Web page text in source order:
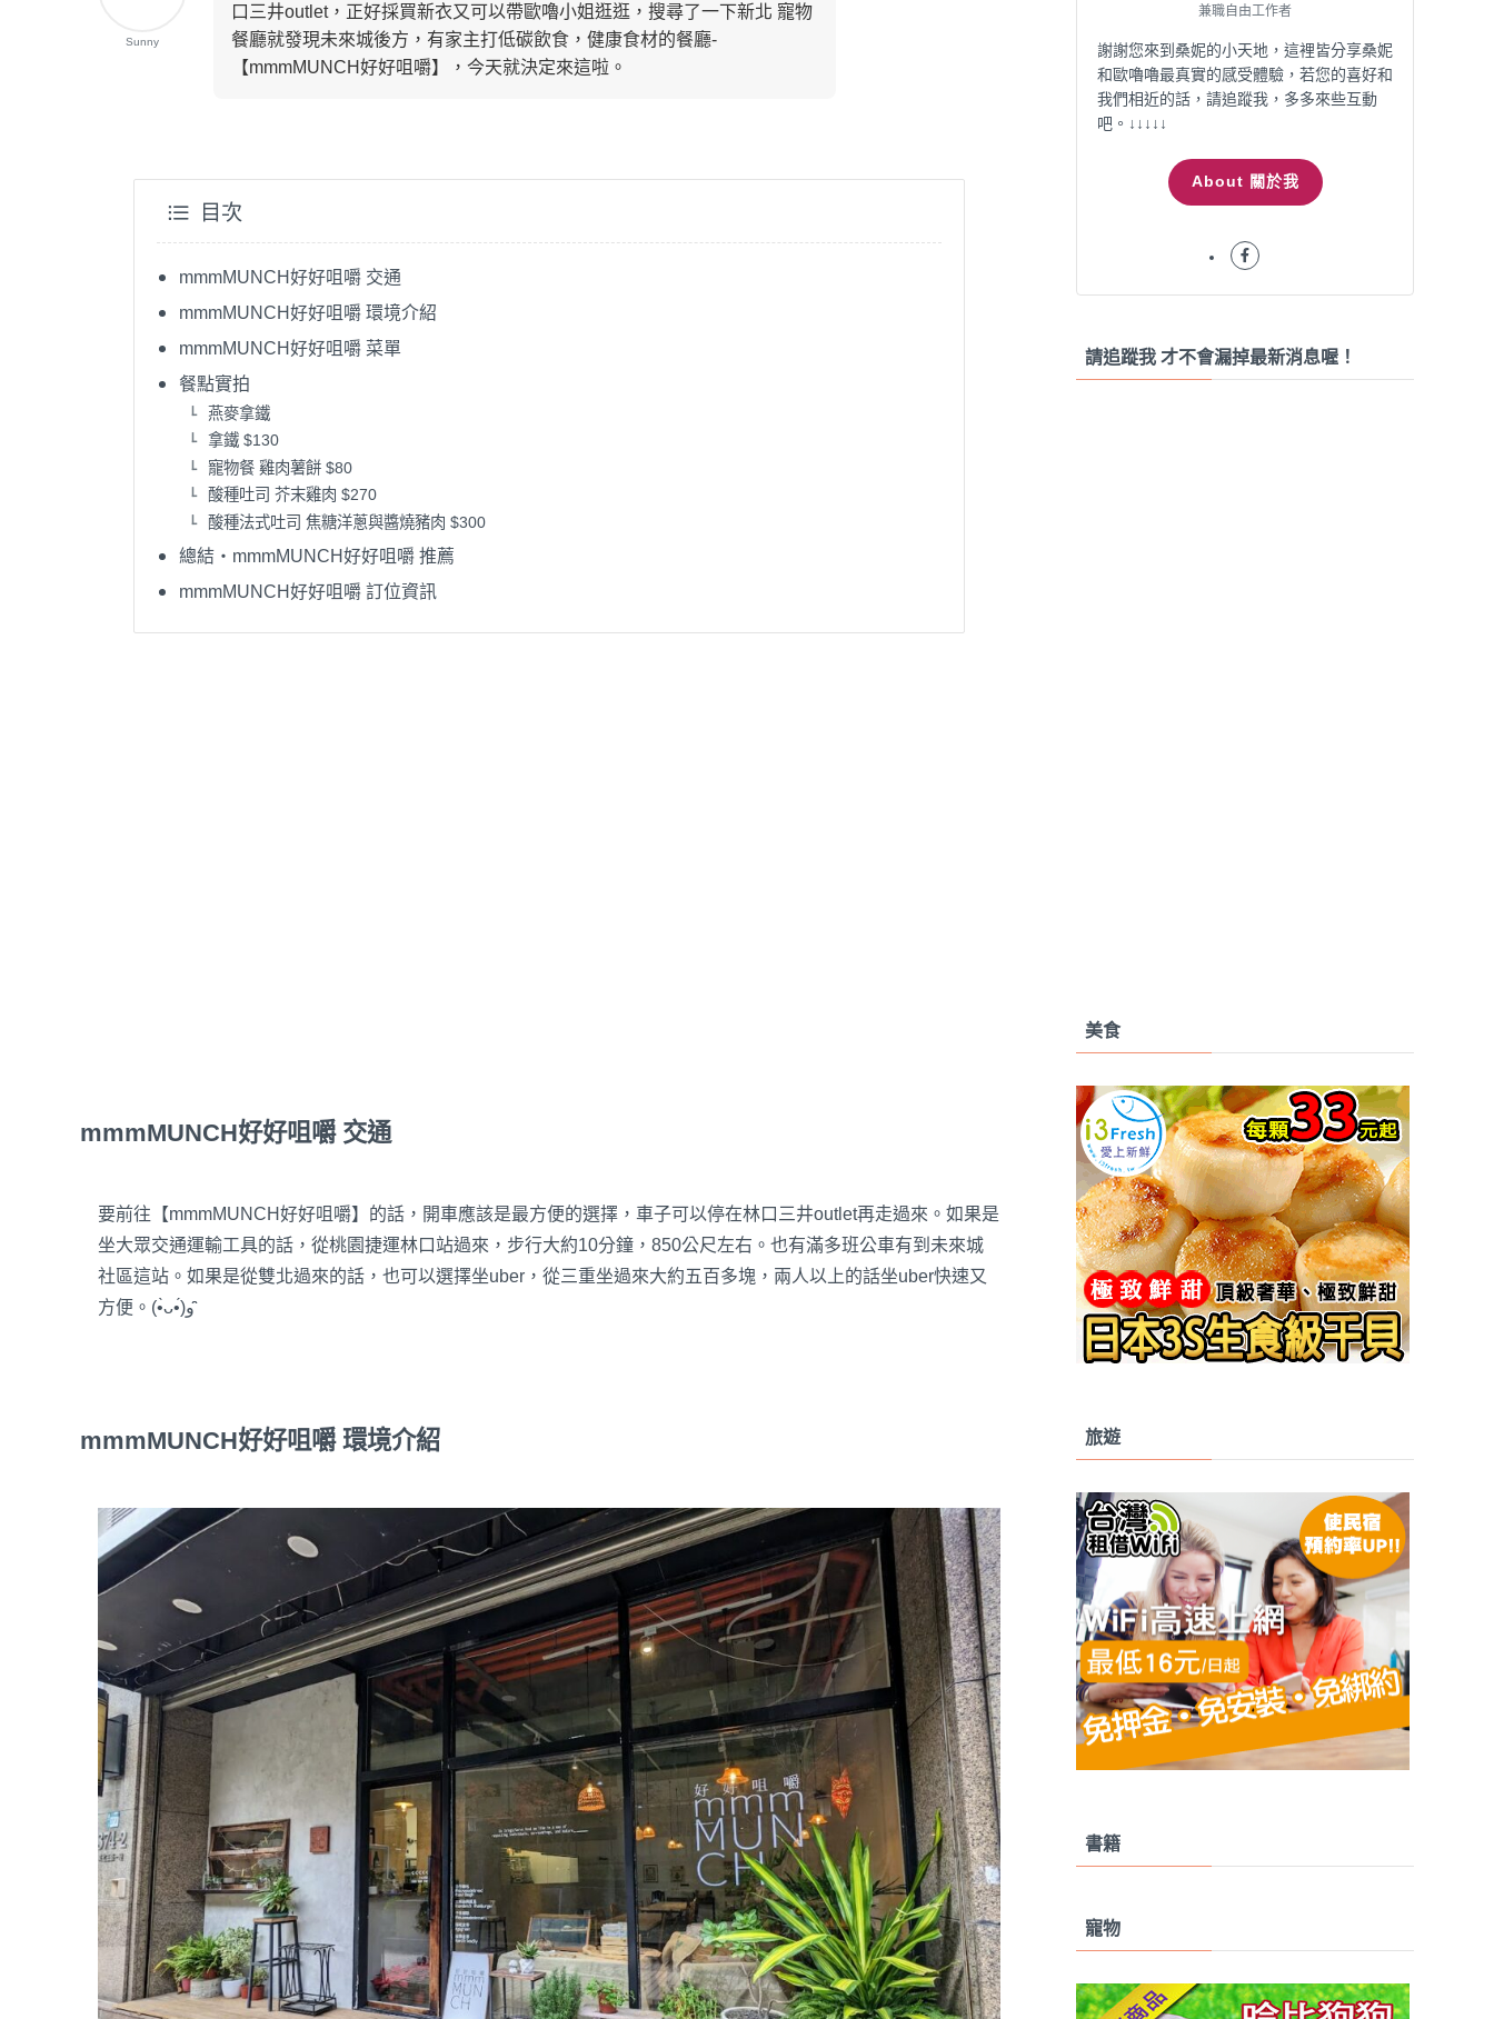
Sunny
口三井outlet，正好採買新衣又可以帶歐嚕小姐逛逛，搜尋了一下新北 寵物
餐廳就發現未來城後方，有家主打低碳飲食，健康食材的餐廳-
【mmmMUNCH好好咀嚼】，今天就決定來這啦。
目次
mmmMUNCH好好咀嚼 交通
mmmMUNCH好好咀嚼 環境介紹
mmmMUNCH好好咀嚼 菜單
餐點實拍
燕麥拿鐵
拿鐵 $130
寵物餐 雞肉薯餅 $80
酸種吐司 芥末雞肉 $270
酸種法式吐司 焦糖洋蔥與醬燒豬肉 $300
總結・mmmMUNCH好好咀嚼 推薦
mmmMUNCH好好咀嚼 訂位資訊
mmmMUNCH好好咀嚼 交通
要前往【mmmMUNCH好好咀嚼】的話，開車應該是最方便的選擇，車子可以停在林口三井outlet再走過來。如果是
坐大眾交通運輸工具的話，從桃園捷運林口站過來，步行大約10分鐘，850公尺左右。也有滿多班公車有到未來城
社區這站。如果是從雙北過來的話，也可以選擇坐uber，從三重坐過來大約五百多塊，兩人以上的話坐uber快速又
方便。(•̀ᴗ•́)و ̑̑
mmmMUNCH好好咀嚼 環境介紹
兼職自由工作者
謝謝您來到桑妮的小天地，這裡皆分享桑妮
和歐嚕嚕最真實的感受體驗，若您的喜好和
我們相近的話，請追蹤我，多多來些互動
吧。↓↓↓↓↓
About 關於我
請追蹤我 才不會漏掉最新消息喔！
美食
旅遊
書籍
寵物